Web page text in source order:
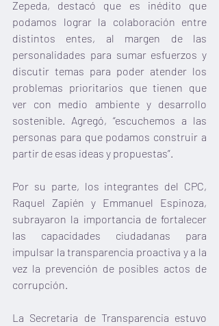
Zepeda, destacó que es inédito que
podamos lograr la colaboración entre
distintos entes, al margen de las
personalidades para sumar esfuerzos y
discutir temas para poder atender los
problemas prioritarios que tienen que
ver con medio ambiente y desarrollo
sostenible. Agregó, “escuchemos a las
personas para que podamos construir a
partir de esas ideas y propuestas”.
Por su parte, los integrantes del CPC,
Raquel Zapién y Emmanuel Espinoza,
subrayaron la importancia de fortalecer
las capacidades ciudadanas para
impulsar la transparencia proactiva y a la
vez la prevención de posibles actos de
corrupción.
La Secretaria de Transparencia estuvo